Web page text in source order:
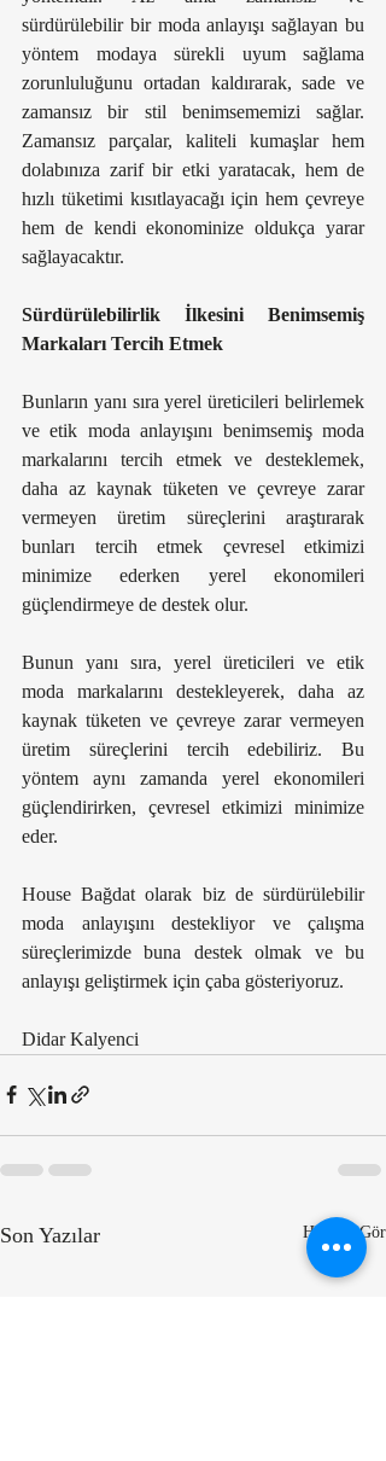
sürdürülebilir bir moda anlayışı sağlayan bu
yöntem modaya sürekli uyum sağlama
zorunluluğunu ortadan kaldırarak, sade ve
zamansız bir stil benimsememizi sağlar.
Zamansız parçalar, kaliteli kumaşlar hem
dolabınıza zarif bir etki yaratacak, hem de
hızlı tüketimi kısıtlayacağı için hem çevreye
hem de kendi ekonominize oldukça yarar
sağlayacaktır.
Sürdürülebilirlik İlkesini Benimsemiş
Markaları Tercih Etmek
Bunların yanı sıra yerel üreticileri belirlemek
ve etik moda anlayışını benimsemiş moda
markalarını tercih etmek ve desteklemek,
daha az kaynak tüketen ve çevreye zarar
vermeyen üretim süreçlerini araştırarak
bunları tercih etmek çevresel etkimizi
minimize ederken yerel ekonomileri
güçlendirmeye de destek olur.
Bunun yanı sıra, yerel üreticileri ve etik
moda markalarını destekleyerek, daha az
kaynak tüketen ve çevreye zarar vermeyen
üretim süreçlerini tercih edebiliriz. Bu
yöntem aynı zamanda yerel ekonomileri
güçlendirirken, çevresel etkimizi minimize
eder.
House Bağdat olarak biz de sürdürülebilir
moda anlayışını destekliyor ve çalışma
süreçlerimizde buna destek olmak ve bu
anlayışı geliştirmek için çaba gösteriyoruz.
Didar Kalyenci
Son Yazılar Hepsini Gör